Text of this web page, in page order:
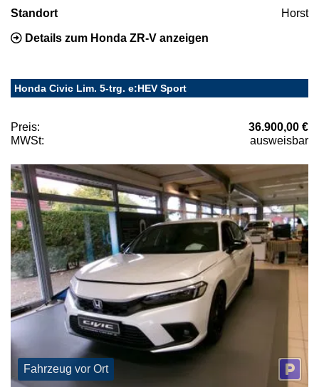
Standort Horst
Details zum Honda ZR-V anzeigen
Honda Civic Lim. 5-trg. e:HEV Sport
Preis:
36.900,00 €
MWSt:
ausweisbar
Fahrzeug vor Ort